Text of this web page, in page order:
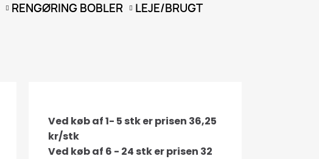
RENGØRING BOBLER LEJE/BRUGT
Ved køb af 1- 5 stk er prisen 36,25
kr/stk
Ved køb af 6 - 24 stk er prisen 32